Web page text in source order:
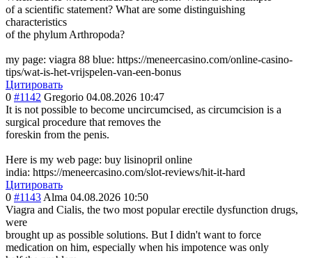
of a scientific statement? What are some distinguishing
characteristics
of the phylum Arthropoda?
my page: viagra 88 blue: https://meneercasino.com/online-casino-
tips/wat-is-het-vrijspelen-van-een-bonus
Цитировать
0 #1142 Gregorio 04.08.2026 10:47
It is not possible to become uncircumcised, as circumcision is a
surgical procedure that removes the
foreskin from the penis.
Here is my web page: buy lisinopril online
india: https://meneercasino.com/slot-reviews/hit-it-hard
Цитировать
0 #1143 Alma 04.08.2026 10:50
Viagra and Cialis, the two most popular erectile dysfunction drugs,
were
brought up as possible solutions. But I didn't want to force
medication on him, especially when his impotence was only